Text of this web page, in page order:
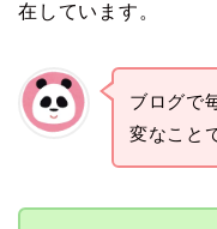
在しています。
ブログで
変なこと